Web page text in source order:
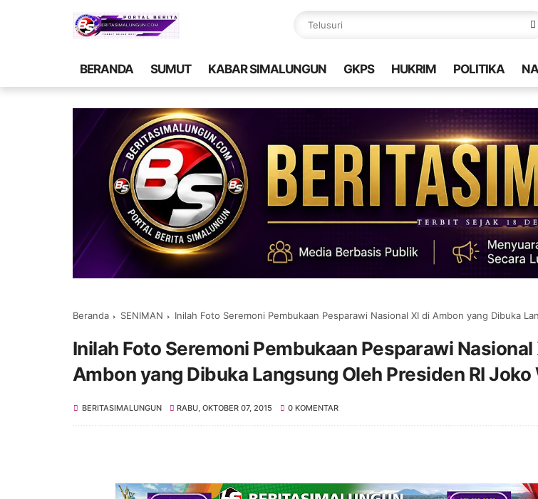
BERANDA SUMUT KABAR SIMALUNGUN GKPS HUKRIM POLITIKA
Beranda SENIMAN Inilah Foto Seremoni Pembukaan Pesparawi Nasional XI di Ambon yang Dibuka Langsung Oleh
Inilah Foto Seremoni Pembukaan Pesparawi Nasional
Ambon yang Dibuka Langsung Oleh Presiden RI
BERITASIMALUNGUN RABU, OKTOBER 07, 2015 0 KOMENTAR